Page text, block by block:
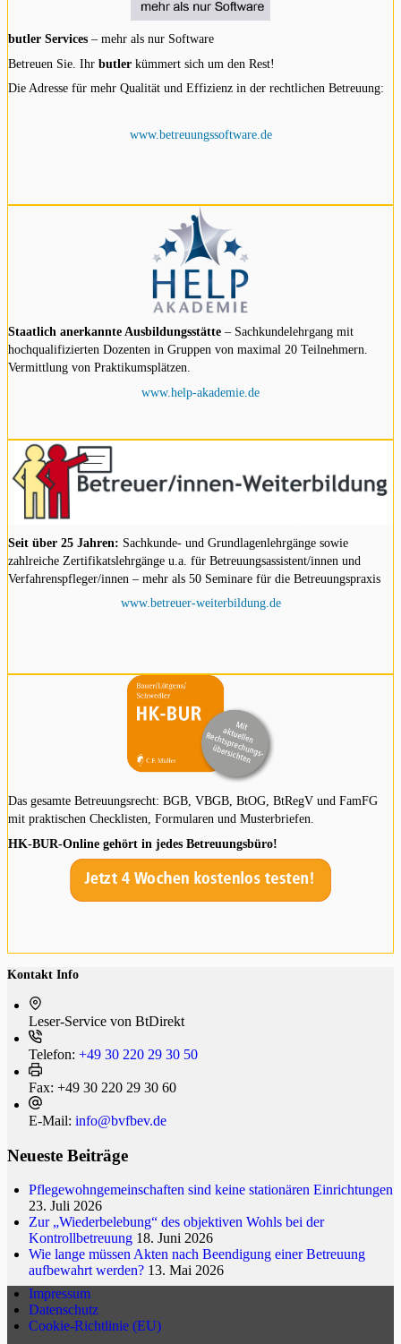
butler Services – mehr als nur Software
Betreuen Sie. Ihr butler kümmert sich um den Rest!
Die Adresse für mehr Qualität und Effizienz in der rechtlichen Betreuung:
www.betreuungssoftware.de
Staatlich anerkannte Ausbildungsstätte – Sachkundelehrgang mit
hochqualifizierten Dozenten in Gruppen von maximal 20 Teilnehmern.
Vermittlung von Praktikumsplätzen.
www.help-akademie.de
Seit über 25 Jahren: Sachkunde- und Grundlagenlehrgänge sowie
zahlreiche Zertifikatslehrgänge u.a. für Betreuungsassistent/innen und
Verfahrenspfleger/innen – mehr als 50 Seminare für die Betreuungspraxis
www.betreuer-weiterbildung.de
Das gesamte Betreuungsrecht: BGB, VBGB, BtOG, BtRegV und FamFG
mit praktischen Checklisten, Formularen und Musterbriefen.
HK-BUR-Online gehört in jedes Betreuungsbüro!
Kontakt Info
Leser-Service von BtDi­rekt
Telefon: +49 30 220 29 30 50
Fax: +49 30 220 29 30 60
E-Mail: info@bvfbev.de
Neueste Beiträge
Pflegewohngemeinschaften sind keine stationären Einrichtungen
23. Juli 2026
Zur „Wiederbelebung“ des objektiven Wohls bei der
Kontrollbetreuung 18. Juni 2026
Wie lange müssen Akten nach Beendigung einer Betreuung
aufbewahrt werden? 13. Mai 2026
Impressum
Datenschutz
Cookie-Richtlinie (EU)